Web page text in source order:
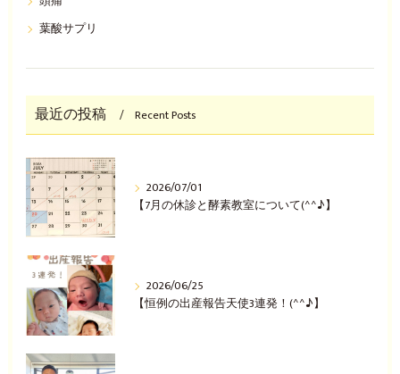
葉酸サプリ
最近の投稿 Recent Posts
2026/07/01
【7月の休診と酵素教室について(^^♪】
2026/06/25
【恒例の出産報告天使3連発！(^^♪】